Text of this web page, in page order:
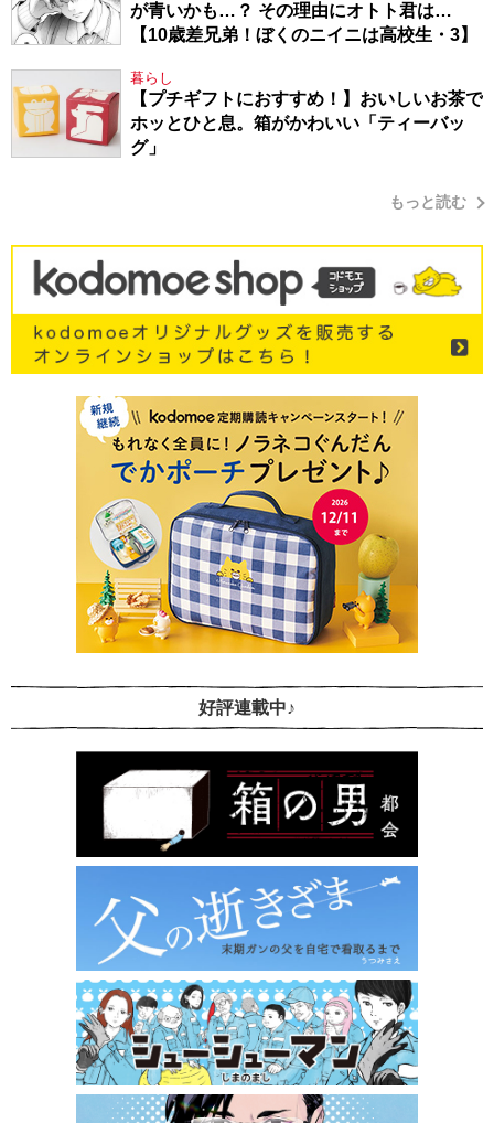
が青いかも…？ その理由にオトト君は…
【10歳差兄弟！ぼくのニイニは高校生・3】
暮らし
【プチギフトにおすすめ！】おいしいお茶で
ホッとひと息。箱がかわいい「ティーバッ
グ」
もっと読む
好評連載中♪